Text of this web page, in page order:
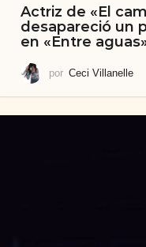
Actriz de «El
desapareció un
en «Entre
por Ceci Villanelle